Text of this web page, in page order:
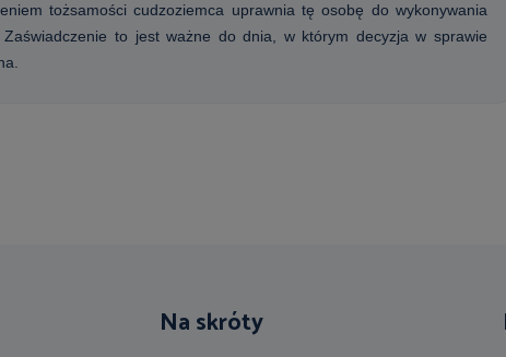
tożsamości cudzoziemca uprawnia tę osobę do wykonywania
Zaświadczenie to jestważne do dnia, w którym decyzja w sprawie
Na skróty